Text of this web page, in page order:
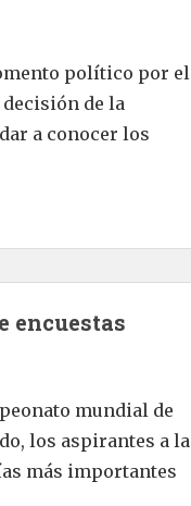
político por el
de la
a conocer los
encuestas
mundial de
los aspirantes a la
más importantes